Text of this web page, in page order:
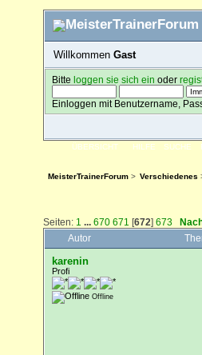
WillkommenGast
Bitte loggen sie sich ein oder
Einloggen mit Benutzername,
ÜBERSICHT HILFE SUCHE
MeisterTrainerForum > Verschiedenes
Seiten: 1 ... 670 671 [672] 673
Autor
karenin
Profi
Offline